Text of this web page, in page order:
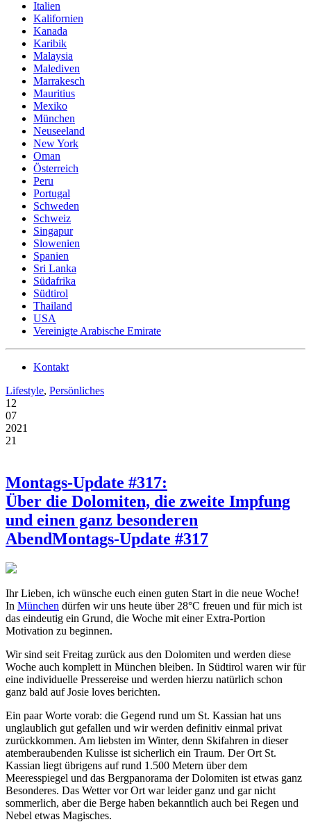
Italien
Kalifornien
Kanada
Karibik
Malaysia
Malediven
Marrakesch
Mauritius
Mexiko
München
Neuseeland
New York
Oman
Österreich
Peru
Portugal
Schweden
Schweiz
Singapur
Slowenien
Spanien
Sri Lanka
Südafrika
Südtirol
Thailand
USA
Vereinigte Arabische Emirate
Kontakt
Lifestyle, Persönliches
12
07
2021
21
Montags-Update #317:
Über die Dolomiten, die zweite Impfung
und einen ganz besonderen
AbendMontags-Update #317
Ihr Lieben, ich wünsche euch einen guten Start in die neue Woche!
In München dürfen wir uns heute über 28°C freuen und für mich ist
das eindeutig ein Grund, die Woche mit einer Extra-Portion
Motivation zu beginnen.
Wir sind seit Freitag zurück aus den Dolomiten und werden diese
Woche auch komplett in München bleiben. In Südtirol waren wir für
eine individuelle Pressereise und werden hierzu natürlich schon
ganz bald auf Josie loves berichten.
Ein paar Worte vorab: die Gegend rund um St. Kassian hat uns
unglaublich gut gefallen und wir werden definitiv einmal privat
zurückkommen. Am liebsten im Winter, denn Skifahren in dieser
atemberaubenden Kulisse ist sicherlich ein Traum. Der Ort St.
Kassian liegt übrigens auf rund 1.500 Metern über dem
Meeresspiegel und das Bergpanorama der Dolomiten ist etwas ganz
Besonderes. Das Wetter vor Ort war leider ganz und gar nicht
sommerlich, aber die Berge haben bekanntlich auch bei Regen und
Nebel etwas Magisches.